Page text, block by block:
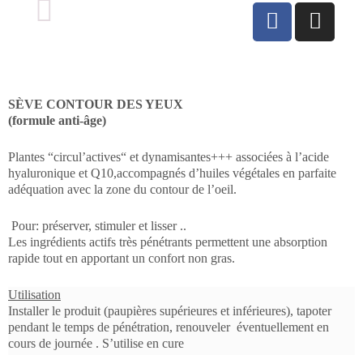
SÈVE CONTOUR DES YEUX
(formule anti-âge)
Plantes “circul’actives“ et dynamisantes+++ associées à l’acide
hyaluronique et Q10,accompagnés d’huiles végétales en parfaite
adéquation avec la zone du contour de l’oeil.
Pour: préserver, stimuler et lisser ..
Les ingrédients actifs très pénétrants permettent une absorption
rapide tout en apportant un confort non gras.
Utilisation
Installer le produit (paupières supérieures et inférieures), tapoter
pendant le temps de pénétration, renouveler éventuellement en
cours de journée . S’utilise en cure